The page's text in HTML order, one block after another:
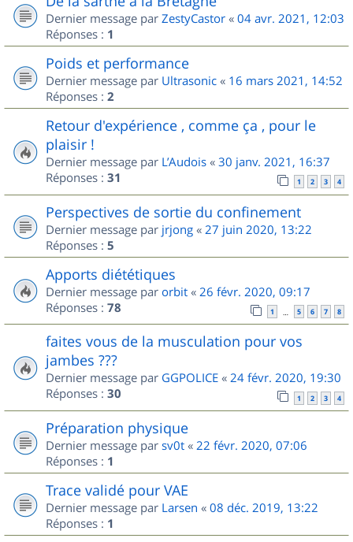
Dernier message par ZestyCastor « 04 avr. 2021, 12:03
Réponses : 1
Poids et performance
Dernier message par Ultrasonic « 16 mars 2021, 14:52
Réponses : 2
Retour d'expérience , comme ça , pour le
plaisir !
Dernier message par L’Audois « 30 janv. 2021, 16:37
Réponses : 31 1 2 3 4
Perspectives de sortie du confinement
Dernier message par jrjong « 27 juin 2020, 13:22
Réponses : 5
Apports diététiques
Dernier message par orbit « 26 févr. 2020, 09:17
Réponses : 78 1 … 5 6 7 8
faites vous de la musculation pour vos
jambes ???
Dernier message par GGPOLICE « 24 févr. 2020, 19:30
Réponses : 30 1 2 3 4
Préparation physique
Dernier message par sv0t « 22 févr. 2020, 07:06
Réponses : 1
Trace validé pour VAE
Dernier message par Larsen « 08 déc. 2019, 13:22
Réponses : 1